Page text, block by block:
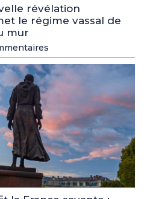
révélation
le régime vassal de
mur